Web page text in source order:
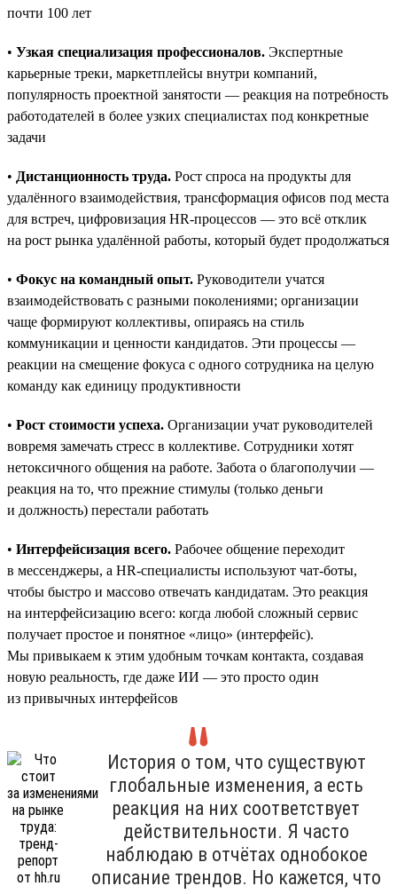
почти 100 лет
• Узкая специализация профессионалов. Экспертные
карьерные треки, маркетплейсы внутри компаний,
популярность проектной занятости — реакция на потребность
работодателей в более узких специалистах под конкретные
задачи
• Дистанционность труда. Рост спроса на продукты для
удалённого взаимодействия, трансформация офисов под места
для встреч, цифровизация HR-процессов — это всё отклик
на рост рынка удалённой работы, который будет продолжаться
• Фокус на командный опыт. Руководители учатся
взаимодействовать с разными поколениями; организации
чаще формируют коллективы, опираясь на стиль
коммуникации и ценности кандидатов. Эти процессы —
реакции на смещение фокуса с одного сотрудника на целую
команду как единицу продуктивности
• Рост стоимости успеха. Организации учат руководителей
вовремя замечать стресс в коллективе. Сотрудники хотят
нетоксичного общения на работе. Забота о благополучии —
реакция на то, что прежние стимулы (только деньги
и должность) перестали работать
• Интерфейсизация всего. Рабочее общение переходит
в мессенджеры, а HR-специалисты используют чат-боты,
чтобы быстро и массово отвечать кандидатам. Это реакция
на интерфейсизацию всего: когда любой сложный сервис
получает простое и понятное «лицо» (интерфейс).
Мы привыкаем к этим удобным точкам контакта, создавая
новую реальность, где даже ИИ — это просто один
из привычных интерфейсов
История о том, что существуют
глобальные изменения, а есть
реакция на них соответствует
действительности. Я часто
наблюдаю в отчётах однобокое
описание трендов. Но кажется, что